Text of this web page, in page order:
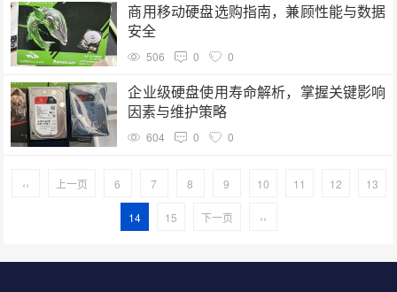
商用移动硬盘选购指南，兼顾性能与数据
安全
506 0 0
企业级硬盘使用寿命解析，掌握关键影响
因素与维护策略
604 0 0
‹‹ 上一页 6 7 8 9 10 11 12 13
14 15 下一页 ››